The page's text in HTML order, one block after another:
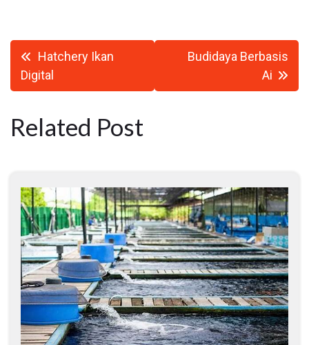
Navigasi
pos
Hatchery Ikan
Digital
Budidaya Berbasis
Ai
Related Post